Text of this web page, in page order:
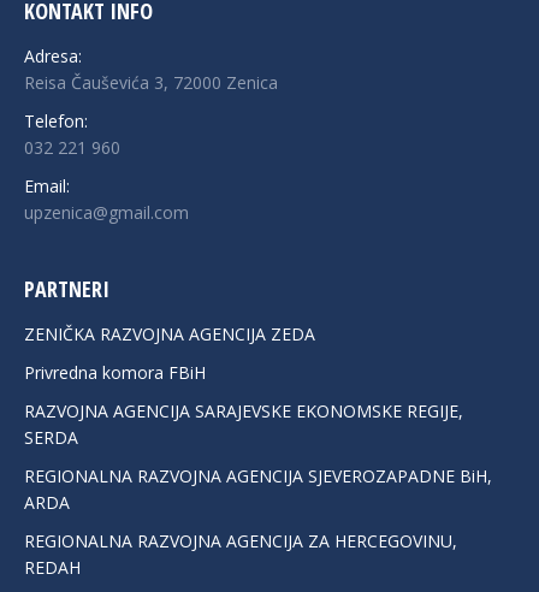
KONTAKT INFO
Adresa:
Reisa Čauševića 3, 72000 Zenica
Telefon:
032 221 960
Email:
upzenica@gmail.com
PARTNERI
ZENIČKA RAZVOJNA AGENCIJA ZEDA
Privredna komora FBiH
RAZVOJNA AGENCIJA SARAJEVSKE EKONOMSKE REGIJE,
SERDA
REGIONALNA RAZVOJNA AGENCIJA SJEVEROZAPADNE BiH,
ARDA
REGIONALNA RAZVOJNA AGENCIJA ZA HERCEGOVINU,
REDAH